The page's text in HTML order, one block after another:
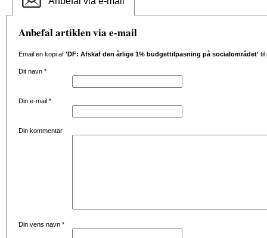
Anbefal artiklen via e-mail
Email en kopi af 'DF: Afskaf den årlige 1% budgettilpasning på socialområdet' til
Dit navn *
Din e-mail *
Din kommentar
Din vens navn *